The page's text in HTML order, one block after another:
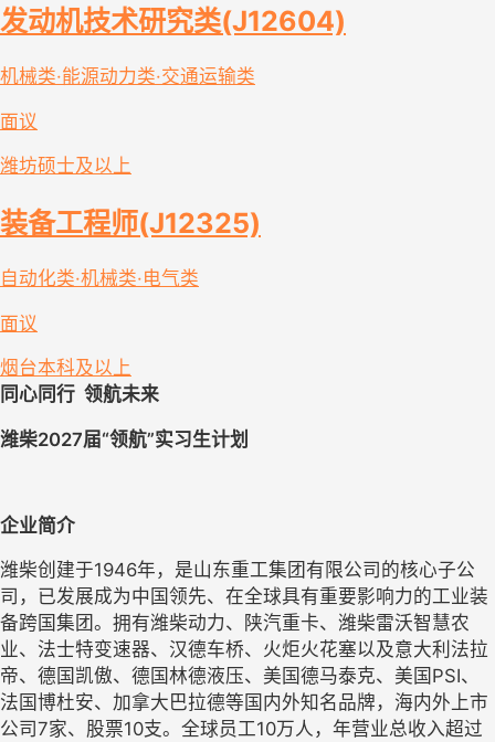
发动机技术研究类(J12604)
机械类·能源动力类·交通运输类
面议
潍坊硕士及以上
装备工程师(J12325)
自动化类·机械类·电气类
面议
烟台本科及以上
同心同行  领航未来
潍柴2027届“领航”实习生计划
企业简介
潍柴创建于1946年，是山东重工集团有限公司的核心子公
司，已发展成为中国领先、在全球具有重要影响力的工业装
备跨国集团。拥有潍柴动力、陕汽重卡、潍柴雷沃智慧农
业、法士特变速器、汉德车桥、火炬火花塞以及意大利法拉
帝、德国凯傲、德国林德液压、美国德马泰克、美国PSI、
法国博杜安、加拿大巴拉德等国内外知名品牌，海内外上市
公司7家、股票10支。全球员工10万人，年营业总收入超过